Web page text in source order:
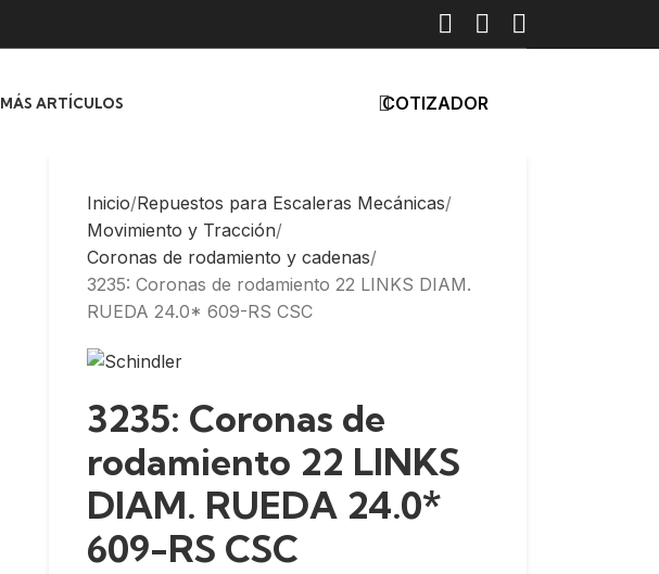
MÁS ARTÍCULOS COTIZADOR
Inicio Repuestos para Escaleras Mecánicas
Movimiento y Tracción
Coronas de rodamiento y cadenas
3235: Coronas de rodamiento 22 LINKS DIAM.
RUEDA 24.0* 609-RS CSC
3235: Coronas de
rodamiento 22 LINKS
DIAM. RUEDA 24.0*
609-RS CSC